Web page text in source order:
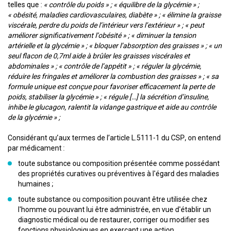
telles que : « contrôle du poids » ; « équilibre de la glycémie » ;
« obésité, maladies cardiovasculaires, diabète » ; « élimine la graisse
viscérale, perdre du poids de l’intérieur vers l’extérieur » ; « peut
améliorer significativement l’obésité » ; « diminuer la tension
artérielle et la glycémie » ; « bloquer l’absorption des graisses » ; « un
seul flacon de 0,7ml aide à brûler les graisses viscérales et
abdominales » ; « contrôle de l’appétit » ; « réguler la glycémie,
réduire les fringales et améliorer la combustion des graisses » ; « sa
formule unique est conçue pour favoriser efficacement la perte de
poids, stabiliser la glycémie » ; « régule […] la sécrétion d’insuline,
inhibe le glucagon, ralentit la vidange gastrique et aide au contrôle
de la glycémie » ;
Considérant qu’aux termes de l’article L.5111-1 du CSP, on entend
par médicament :
toute substance ou composition présentée comme possédant
des propriétés curatives ou préventives à l'égard des maladies
humaines ;
toute substance ou composition pouvant être utilisée chez
l'homme ou pouvant lui être administrée, en vue d'établir un
diagnostic médical ou de restaurer, corriger ou modifier ses